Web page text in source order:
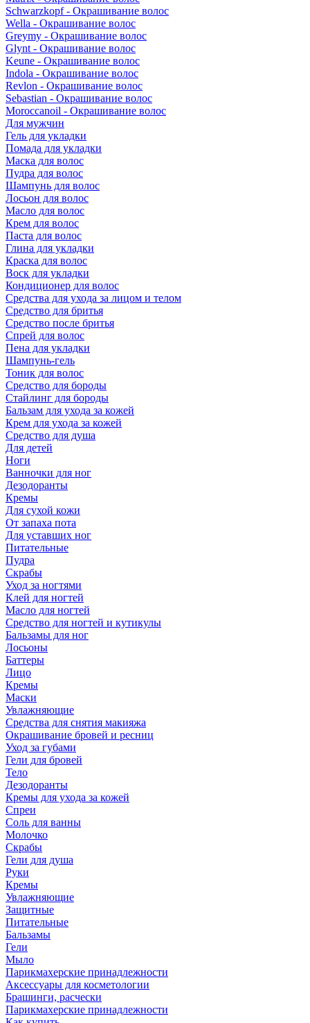
Schwarzkopf - Окрашивание волос
Wella - Окрашивание волос
Greymy - Окрашивание волос
Glynt - Окрашивание волос
Keune - Окрашивание волос
Indola - Окрашивание волос
Revlon - Окрашивание волос
Sebastian - Окрашивание волос
Moroccanoil - Окрашивание волос
Для мужчин
Гель для укладки
Помада для укладки
Маска для волос
Пудра для волос
Шампунь для волос
Лосьон для волос
Масло для волос
Крем для волос
Паста для волос
Глина для укладки
Краска для волос
Воск для укладки
Кондиционер для волос
Средства для ухода за лицом и телом
Средство для бритья
Средство после бритья
Спрей для волос
Пена для укладки
Шампунь-гель
Тоник для волос
Средство для бороды
Стайлинг для бороды
Бальзам для ухода за кожей
Крем для ухода за кожей
Средство для душа
Для детей
Ноги
Ванночки для ног
Дезодоранты
Кремы
Для сухой кожи
От запаха пота
Для уставших ног
Питательные
Пудра
Скрабы
Уход за ногтями
Клей для ногтей
Масло для ногтей
Средство для ногтей и кутикулы
Бальзамы для ног
Лосьоны
Баттеры
Лицо
Кремы
Маски
Увлажняющие
Средства для снятия макияжа
Окрашивание бровей и ресниц
Уход за губами
Гели для бровей
Тело
Дезодоранты
Кремы для ухода за кожей
Спреи
Соль для ванны
Молочко
Скрабы
Гели для душа
Руки
Кремы
Увлажняющие
Защитные
Питательные
Бальзамы
Гели
Мыло
Парикмахерские принадлежности
Аксессуары для косметологии
Брашинги, расчески
Парикмахерские принадлежности